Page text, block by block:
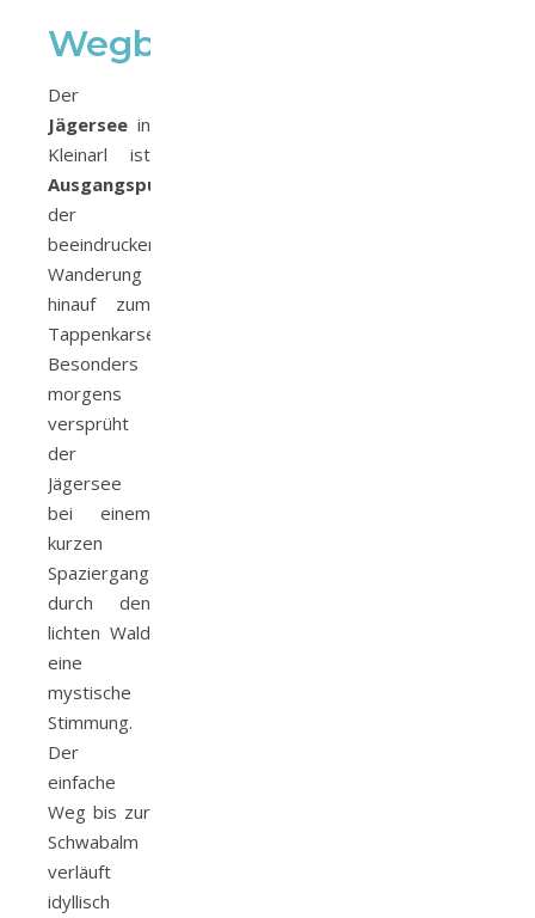
Wegbeschreibung
Der
Jägersee in
Kleinarl ist
Ausgangspunkt
der
beeindruckenden
Wanderung
hinauf zum
Tappenkarsee.
Besonders
morgens
versprüht
der
Jägersee
bei einem
kurzen
Spaziergang
durch den
lichten Wald
eine
mystische
Stimmung.
Der
einfache
Weg bis zur
Schwabalm
verläuft
idyllisch